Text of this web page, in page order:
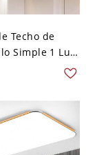
Techo de
Simple 1 Luz,
con
Directa
40,64 cm
efecto